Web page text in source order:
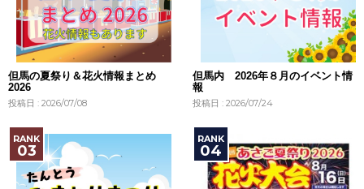
但馬の夏祭り＆花火情報まとめ
2026
投稿日 : 2026/07/08
但馬内 2026年８月のイベント情
報
投稿日 : 2026/07/24